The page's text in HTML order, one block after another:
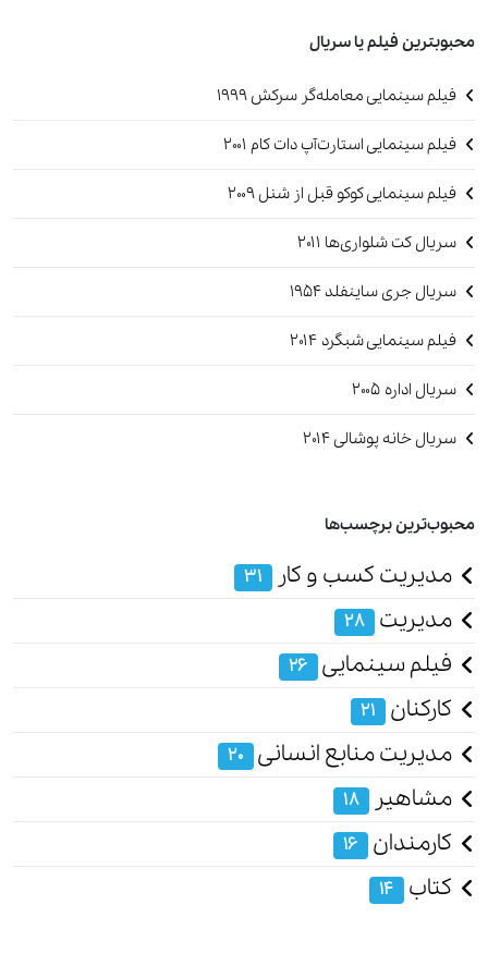
محبوبترین فیلم یا سریال
فیلم سینمایی معامله‌گر سرکش 1999
فیلم سینمایی استارت‌آپ دات کام 2001
فیلم سینمایی کوکو قبل از شنل 2009
سریال کت شلواری‌ها 2011
سریال جری ساینفلد‏ 1954
فیلم سینمایی شبگرد ۲۰۱۴
سریال اداره 2005
سریال خانه پوشالی 2014
محبوب‌ترین برچسب‌ها
مدیریت کسب و کار 31
مدیریت 28
فیلم سینمایی 26
کارکنان 21
مدیریت منابع انسانی 20
مشاهیر 18
کارمندان 16
کتاب 14